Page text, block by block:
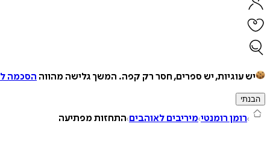
יש עוגיות, יש ספרים, חסר רק קפה. המשך גלישה מהווה הסכמה
הבנתי
רומן רומנטי מיריבים לאוהבים התחזות מפתיעה